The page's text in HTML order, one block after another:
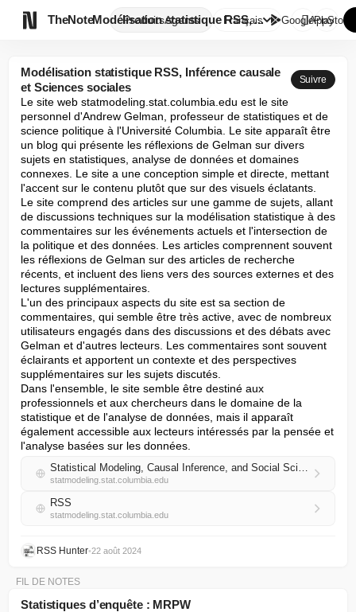
TheNote ProduitsAgents
Modélisation statistique RSS, ...
Français GooglePlay
AppStore
Modélisation statistique RSS, Inférence causale
et Sciences sociales
Suivre
Le site web statmodeling.stat.columbia.edu est le site
personnel d'Andrew Gelman, professeur de statistiques et de
science politique à l'Université Columbia. Le site apparaît être
un blog qui présente les réflexions de Gelman sur divers
sujets en statistiques, analyse de données et domaines
connexes. Le site a une conception simple et directe, mettant
l'accent sur le contenu plutôt que sur des visuels éclatants.
Le site comprend des articles sur une gamme de sujets, allant
de discussions techniques sur la modélisation statistique à des
commentaires sur les événements actuels et l'intersection de
la politique et des données. Les articles comprennent souvent
les réflexions de Gelman sur des articles de recherche
récents, et incluent des liens vers des sources externes et des
lectures supplémentaires.
L'un des principaux aspects du site est sa section de
commentaires, qui semble être très active, avec de nombreux
utilisateurs engagés dans des discussions et des débats avec
Gelman et d'autres lecteurs. Les commentaires sont souvent
éclairants et apportent un contexte et des perspectives
supplémentaires sur les sujets discutés.
Dans l'ensemble, le site semble être destiné aux
professionnels et aux chercheurs dans le domaine de la
statistique et de l'analyse de données, mais il apparaît
également accessible aux lecteurs intéressés par la pensée et
l'analyse basées sur les données.
Statistical Modeling, Causal Inference, and Social Science
statmodeling.stat.columbia.edu
RSS
statmodeling.stat.columbia.edu
RSS Hunter•22 août 2024
FIL DE NOTES
Statistiques d’enquête : MRPW